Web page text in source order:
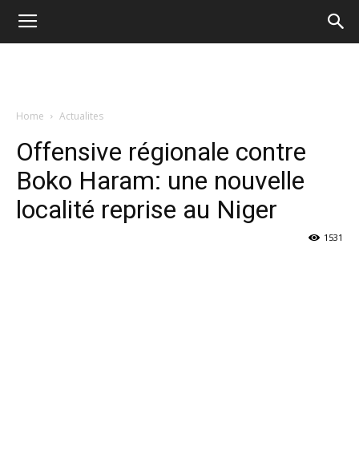
Home Actualites
Offensive régionale contre
Boko Haram: une nouvelle
localité reprise au Niger
1531